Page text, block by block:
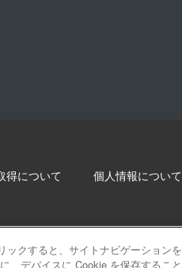
得について 個人情報について
ックすると、サイトナビゲーション
、デバイスに Cookie を保存すること